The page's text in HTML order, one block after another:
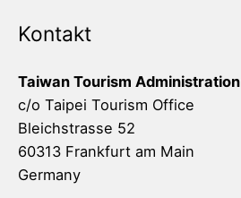
Kontakt
Taiwan Tourism Administration
c/o Taipei Tourism Office
Bleichstrasse 52
60313 Frankfurt am Main
Germany